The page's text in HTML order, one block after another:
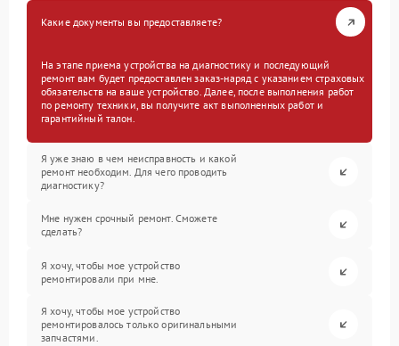
Какие документы вы предоставляете?
На этапе приема устройства на диагностику и последующий
ремонт вам будет предоставлен заказ-наряд с указанием страховых
обязательств на ваше устройство. Далее, после выполнения работ
по ремонту техники, вы получите акт выполненных работ и
гарантийный талон.
Я уже знаю в чем неисправность и какой
ремонт необходим. Для чего проводить
диагностику?
Мне нужен срочный ремонт. Сможете
сделать?
Я хочу, чтобы мое устройство
ремонтировали при мне.
Я хочу, чтобы мое устройство
ремонтировалось только оригинальными
запчастями.